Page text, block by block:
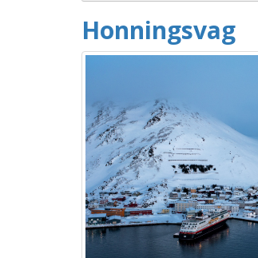
Honningsvag